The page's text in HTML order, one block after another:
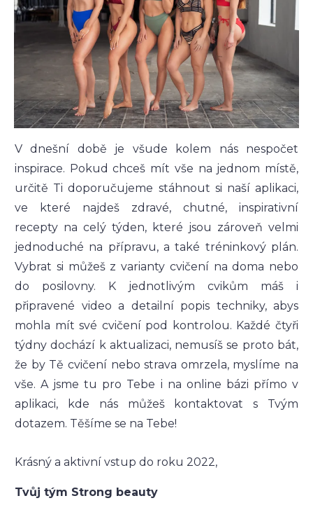
V dnešní době je všude kolem nás nespočet
inspirace. Pokud chceš mít vše na jednom místě,
určitě Ti doporučujeme stáhnout si naší aplikaci,
ve které najdeš zdravé, chutné, inspirativní
recepty na celý týden, které jsou zároveň velmi
jednoduché na přípravu, a také tréninkový plán.
Vybrat si můžeš z varianty cvičení na doma nebo
do posilovny. K jednotlivým cvikům máš i
připravené video a detailní popis techniky, abys
mohla mít své cvičení pod kontrolou. Každé čtyři
týdny dochází k aktualizaci, nemusíš se proto bát,
že by Tě cvičení nebo strava omrzela, myslíme na
vše. A jsme tu pro Tebe i na online bázi přímo v
aplikaci, kde nás můžeš kontaktovat s Tvým
dotazem. Těšíme se na Tebe!
Krásný a aktivní vstup do roku 2022,
Tvůj tým Strong beauty